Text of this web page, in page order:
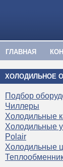
ГЛАВНАЯ
ХОЛОДИЛЬНОЕ
Подбор
Чиллеры
Холодильные
Холодильные
Polair
Холодильные